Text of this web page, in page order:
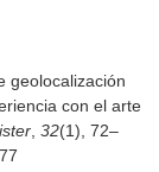
geolocalización
con el arte
, 32(1), 72–